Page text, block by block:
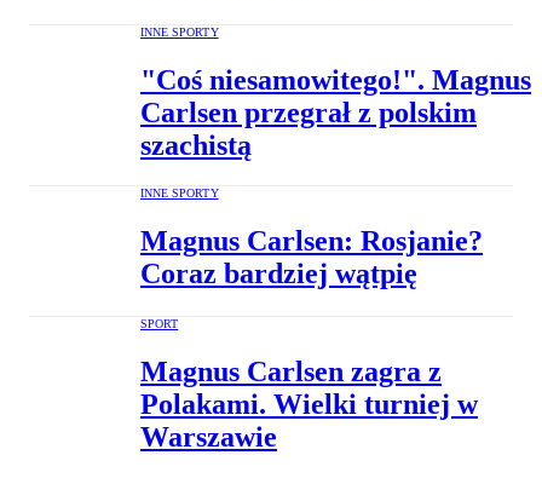
INNE SPORTY
"Coś niesamowitego!". Magnus
Carlsen przegrał z polskim
szachistą
INNE SPORTY
Magnus Carlsen: Rosjanie?
Coraz bardziej wątpię
SPORT
Magnus Carlsen zagra z
Polakami. Wielki turniej w
Warszawie